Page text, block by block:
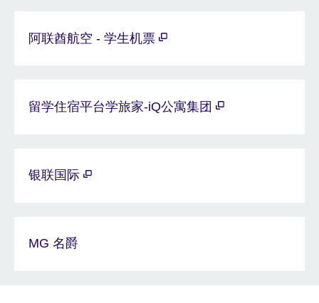
阿联酋航空 - 学生机票
留学住宿平台学旅家-iQ公寓集团
银联国际
MG 名爵